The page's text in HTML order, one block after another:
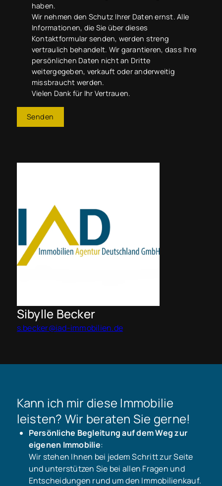
haben.
Wir nehmen den Schutz Ihrer Daten ernst. Alle
Informationen, die Sie über dieses
Kontaktformular senden, werden streng
vertraulich behandelt. Wir garantieren, dass Ihre
persönlichen Daten nicht an Dritte
weitergegeben, verkauft oder anderweitig
missbraucht werden.
Vielen Dank für Ihr Vertrauen.
Senden
Sibylle Becker
s.becker@iad-immobilien.de
Kann ich mir diese Immobilie
leisten? Wir beraten Sie gerne!
Persönliche Begleitung auf dem Weg zur
eigenen Immobilie:
Wir stehen Ihnen bei jedem Schritt zur Seite
und unterstützen Sie bei allen Fragen und
Entscheidungen rund um den Immobilienkauf.